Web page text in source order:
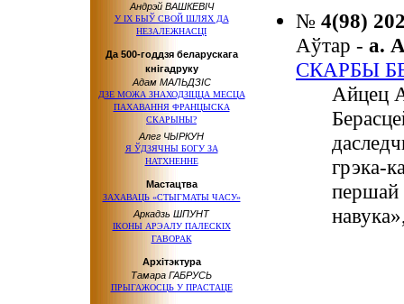
Андрэй ВАШКЕВІЧ
У ІХ БЫЎ СВОЙ ШЛЯХ ДА
НЕЗАЛЕЖНАСЦІ
Да 500-годдзя беларускага
кнігадруку
Адам МАЛЬДЗІС
ДЗЕ МОЖА ЗНАХОДЗІЦЦА МЕСЦА
ПАХАВАННЯ ФРАНЦЫСКА
СКАРЫНЫ?
Алег ЧЫРКУН
Я ЎДЗЯЧНЫ БОГУ ЗА
НАТХНЕННЕ
Мастацтва
ЗАХАВАЦЬ «СТЫГМАТЫ ЧАСУ»
Аркадзь ШПУНТ
ІКОНЫ АРЭАЛУ ПАЛЕСКІХ
ГАВОРАК
Архітэктура
Тамара ГАБРУСЬ
ПРЫГАЖОСЦЬ У ПРАСТАЦЕ
№ 4(98)
Аўтар - а.
СКАРБЫ
Айцец
грэка-
першай